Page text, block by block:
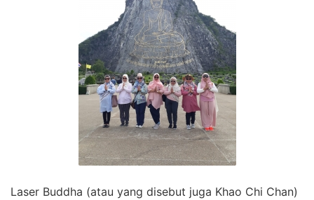
Laser Buddha (atau yang disebut juga Khao Chi Chan)